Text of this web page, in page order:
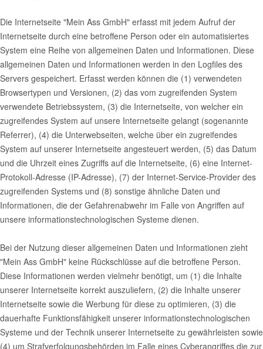
Die Internetseite "Mein Ass GmbH" erfasst mit jedem Aufruf der
Internetseite durch eine betroffene Person oder ein automatisiertes
System eine Reihe von allgemeinen Daten und Informationen. Diese
allgemeinen Daten und Informationen werden in den Logfiles des
Servers gespeichert. Erfasst werden können die (1) verwendeten
Browsertypen und Versionen, (2) das vom zugreifenden System
verwendete Betriebssystem, (3) die Internetseite, von welcher ein
zugreifendes System auf unsere Internetseite gelangt (sogenannte
Referrer), (4) die Unterwebseiten, welche über ein zugreifendes
System auf unserer Internetseite angesteuert werden, (5) das Datum
und die Uhrzeit eines Zugriffs auf die Internetseite, (6) eine Internet-
Protokoll-Adresse (IP-Adresse), (7) der Internet-Service-Provider des
zugreifenden Systems und (8) sonstige ähnliche Daten und
Informationen, die der Gefahrenabwehr im Falle von Angriffen auf
unsere informationstechnologischen Systeme dienen.
Bei der Nutzung dieser allgemeinen Daten und Informationen zieht
"Mein Ass GmbH" keine Rückschlüsse auf die betroffene Person.
Diese Informationen werden vielmehr benötigt, um (1) die Inhalte
unserer Internetseite korrekt auszuliefern, (2) die Inhalte unserer
Internetseite sowie die Werbung für diese zu optimieren, (3) die
dauerhafte Funktionsfähigkeit unserer informationstechnologischen
Systeme und der Technik unserer Internetseite zu gewährleisten sowie
(4) um Strafverfolgungsbehörden im Falle eines Cyberangriffes die zur